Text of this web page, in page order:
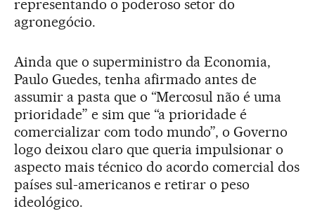
representando o poderoso setor do
agronegócio.
Ainda que o superministro da Economia,
Paulo Guedes, tenha afirmado antes de
assumir a pasta que o “Mercosul não é uma
prioridade” e sim que “a prioridade é
comercializar com todo mundo”, o Governo
logo deixou claro que queria impulsionar o
aspecto mais técnico do acordo comercial dos
países sul-americanos e retirar o peso
ideológico.